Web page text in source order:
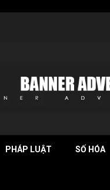
PHÁP LUẬT SỐ HÓA